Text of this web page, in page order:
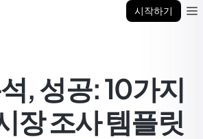
시작하기
, 성공: 10가지
장 조사 템플릿